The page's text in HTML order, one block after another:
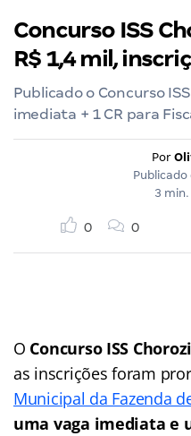
Concurso ISS
R$ 1,4 mil,
Publicado o Concurso
imediata + 1 CR para
Por
Publicado
3
0 0
O Concurso ISS
as inscrições foram
Municipal da Fazenda
uma vaga imediata e